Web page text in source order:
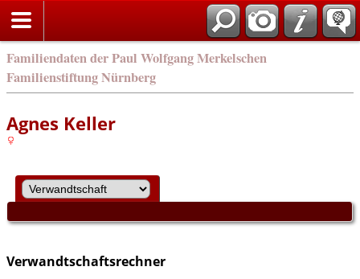
Familiendaten der Paul Wolfgang Merkelschen
Familienstiftung Nürnberg
Agnes Keller
Verwandtschaftsrechner